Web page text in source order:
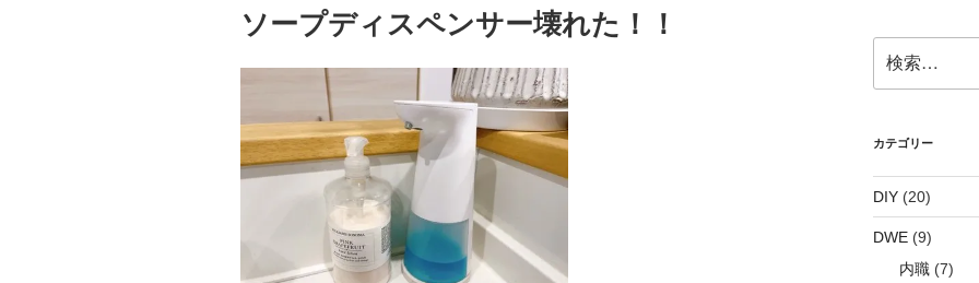
日:
ソープディスペンサー壊れた！！
索:
カテゴリー
DIY(20)
DWE(9)
内職(7)